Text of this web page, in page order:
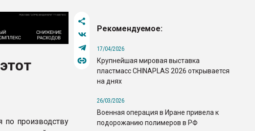
производству
Рекомендуемое:
17/04/2026
Крупнейшая мировая выставка
пластмасс CHINAPLAS 2026 открывается
на днях
26/03/2026
Военная операция в Иране привела к
подорожанию полимеров в РФ